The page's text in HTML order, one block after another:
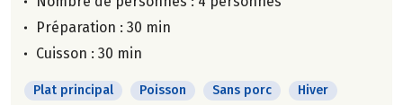
Préparation : 30 min
Cuisson : 30 min
Plat principal Poisson Sans porc Hiver